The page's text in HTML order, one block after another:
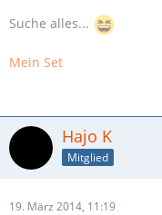
Suche alles...
Mein Set
Hajo K
Mitglied
19. März 2014, 11:19